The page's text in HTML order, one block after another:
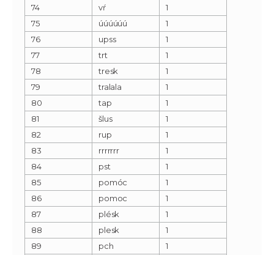
74 vŕ
1
75
úúúúúú
1
76
upss
1
77
trt
1
78
tresk
1
79
tralala
1
80
tap
1
81
šlus
1
82
rup
1
83
rrrrrrr
1
84
pst
1
85
pomóc
1
86
pomoc
1
87
plésk
1
88
plesk
1
89
pch
1